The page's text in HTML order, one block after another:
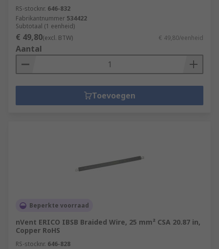
RS-stocknr. 646-832
Fabrikantnummer 534422
Subtotaal (1 eenheid)
€ 49,80(excl. BTW) € 49,80/eenheid
Aantal
Toevoegen
Beperkte voorraad
nVent ERICO IBSB Braided Wire, 25 mm² CSA 20.87 in,
Copper RoHS
RS-stocknr. 646-828